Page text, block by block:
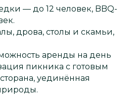
— до 12 человек, BBQ-
дрова, столы и скамьи,
аренды на день
пикника с готовым
уединённая